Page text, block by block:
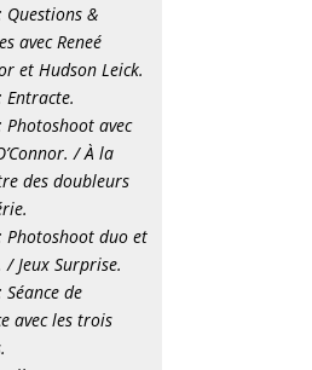
Questions &
avec Reneé
et Hudson Leick.
Entracte.
Photoshoot avec
/ À la
des doubleurs
Photoshoot duo et
/ Jeux Surprise.
Séance de
avec les trois